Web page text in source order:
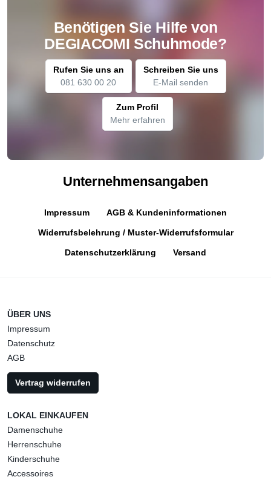
Benötigen Sie Hilfe von
DEGIACOMI Schuhmode?
Rufen Sie uns an
081 630 00 20
Schreiben Sie uns
E-Mail senden
Zum Profil
Mehr erfahren
Unternehmensangaben
Impressum AGB & Kundeninformationen
Widerrufsbelehrung / Muster-Widerrufsformular
Datenschutzerklärung Versand
ÜBER UNS
Impressum
Datenschutz
AGB
Vertrag widerrufen
LOKAL EINKAUFEN
Damenschuhe
Herrenschuhe
Kinderschuhe
Accessoires